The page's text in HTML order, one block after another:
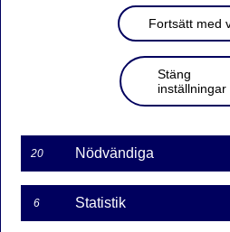
chefekonom Annika
bankens konjunkturprognos.
Onsdagen den 4 juni
Nordea, Smålandsgatan
klockan 9.00 i lokalen samt på
Pressträffen är endast öppen för
Välkommen!
Fortsätt med
Stäng
inställningar
20 Nödvändiga
6 Statistik